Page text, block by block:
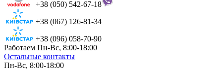
+38 (050) 542-67-18
+38 (067) 126-81-34
+38 (096) 058-70-90
Работаем Пн-Вс, 8:00-18:00
Остальные контакты
Пн-Вс, 8:00-18:00